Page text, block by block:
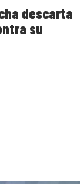
descarta
su